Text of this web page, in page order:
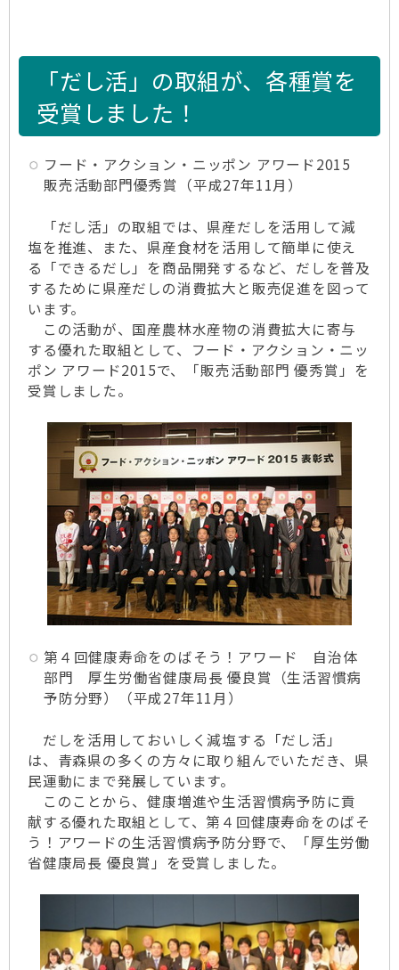
「だし活」の取組が、各種賞を
受賞しました！
フード・アクション・ニッポン アワード2015
販売活動部門優秀賞（平成27年11月）
「だし活」の取組では、県産だしを活用して減
塩を推進、また、県産食材を活用して簡単に使え
る「できるだし」を商品開発するなど、だしを普及
するために県産だしの消費拡大と販売促進を図って
います。
この活動が、国産農林水産物の消費拡大に寄与
する優れた取組として、フード・アクション・ニッ
ポン アワード2015で、「販売活動部門 優秀賞」を
受賞しました。
第４回健康寿命をのばそう！アワード 自治体
部門 厚生労働省健康局長 優良賞（生活習慣病
予防分野）（平成27年11月）
だしを活用しておいしく減塩する「だし活」
は、青森県の多くの方々に取り組んでいただき、県
民運動にまで発展しています。
このことから、健康増進や生活習慣病予防に貢
献する優れた取組として、第４回健康寿命をのばそ
う！アワードの生活習慣病予防分野で、「厚生労働
省健康局長 優良賞」を受賞しました。